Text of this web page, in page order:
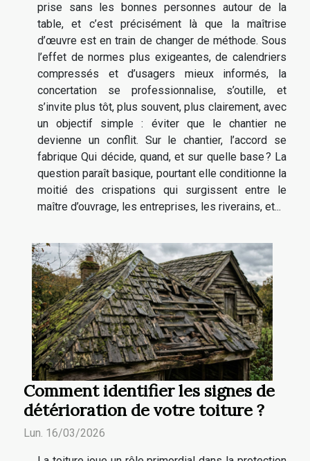
prise sans les bonnes personnes autour de la
table, et c’est précisément là que la maîtrise
d’œuvre est en train de changer de méthode. Sous
l’effet de normes plus exigeantes, de calendriers
compressés et d’usagers mieux informés, la
concertation se professionnalise, s’outille, et
s’invite plus tôt, plus souvent, plus clairement, avec
un objectif simple : éviter que le chantier ne
devienne un conflit. Sur le chantier, l’accord se
fabrique Qui décide, quand, et sur quelle base ? La
question paraît basique, pourtant elle conditionne la
moitié des crispations qui surgissent entre le
maître d’ouvrage, les entreprises, les riverains, et...
Comment identifier les signes de
détérioration de votre toiture ?
Lun. 16/03/2026